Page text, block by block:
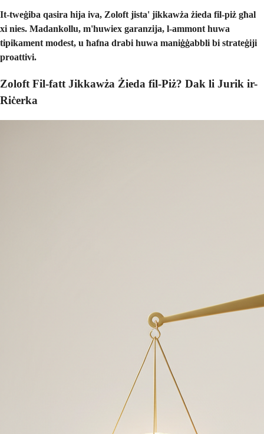
It-tweġiba qasira hija iva, Zoloft jista' jikkawża żieda fil-piż għal
xi nies. Madankollu, m'huwiex garanzija, l-ammont huwa
tipikament modest, u ħafna drabi huwa maniġġabbli bi strateġiji
proattivi.
Zoloft Fil-fatt Jikkawża Żieda fil-Piż? Dak li Jurik ir-
Riċerka